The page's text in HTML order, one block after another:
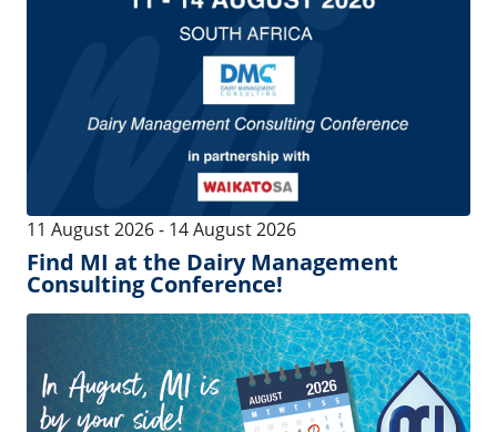
04 August 2026- 22 August 2026
MI est à vos côtés, même en août !
See more